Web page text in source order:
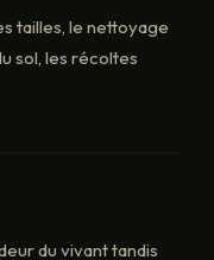
tailles, le nettoyage
sol, les récoltes
du vivant tandis